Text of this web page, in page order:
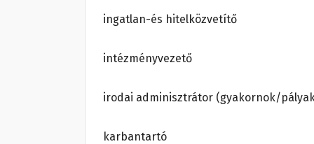
ingatlan-és hitelközvetítő
intézményvezető
irodai adminisztrátor (gyakornok/
karbantartó